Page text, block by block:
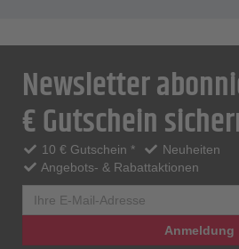
Newsletter
€ Gutschein
10 € Gutschein *
Neuheiten
Angebots- & Rabattaktionen
Anmeldung